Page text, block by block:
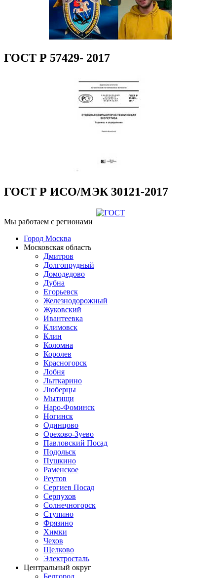
ГОСТ Р 57429- 2017
ГОСТ Р ИСО/МЭК 30121-2017
Мы работаем с регионами
Город Москва
Московская область
Дмитров
Долгопрудный
Домодедово
Дубна
Егорьевск
Железнодорожный
Жуковский
Ивантеевка
Климовск
Клин
Коломна
Королев
Красногорск
Лобня
Лыткарино
Люберцы
Мытищи
Наро-Фоминск
Ногинск
Одинцово
Орехово-Зуево
Павловский Посад
Подольск
Пушкино
Раменское
Реутов
Сергиев Посад
Серпухов
Солнечногорск
Ступино
Фрязино
Химки
Чехов
Щелково
Электросталь
Центральный округ
Белгород